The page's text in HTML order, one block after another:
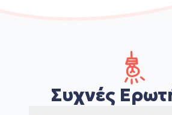
Συχνές